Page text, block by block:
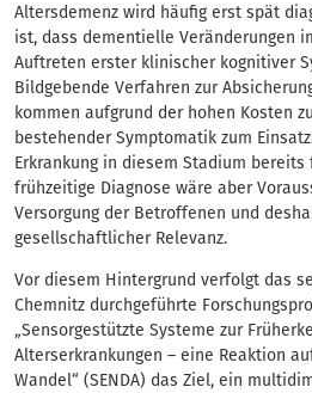
Altersdemenz wird häufig erst spät
ist, dass dementielle Veränderungen
Auftreten erster klinischer kognitiver
Bildgebende Verfahren zur
kommen aufgrund der hohen Kosten
bestehender Symptomatik zum
Erkrankung in diesem Stadium
frühzeitige Diagnose wäre aber
Versorgung der Betroffenen und
gesellschaftlicher Relevanz.
Vor diesem Hintergrund verfolgt das
Chemnitz durchgeführte
„Sensorgestützte Systeme zur
Alterserkrankungen – eine Reaktion
Wandel“ (SENDA) das Ziel, ein